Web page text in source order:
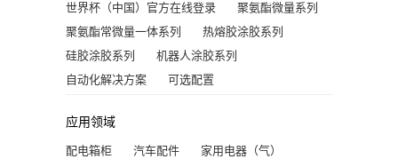
世界杯（中国）官方在线登录
聚氨酯微量系列
聚氨酯常微量一体系列
热熔胶涂胶系列
硅胶涂胶系列
机器人涂胶系列
自动化解决方案
可选配置
应用领域
配电箱柜 汽车配件
家用电器（气）